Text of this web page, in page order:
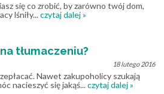
się co zrobić, by zarówno twój dom,
lśniły...czytaj dalej »
tłumaczeniu?
18 lutego 2016
Nawet zakupoholicy szukają
nacieszyć się jakąś...czytaj dalej »